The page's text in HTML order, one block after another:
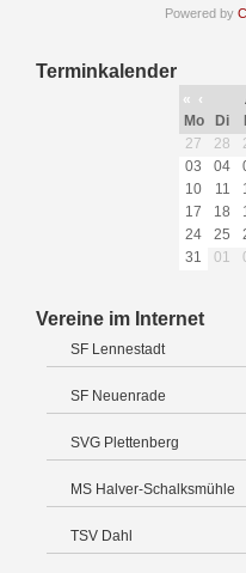
Powered by
Terminkalender
« ‹
Mo
Di
27
28
03
04
10
11
17
18
24
25
31
01
Vereine im Internet
SF Lennestadt
SF Neuenrade
SVG Plettenberg
MS Halver-Schalksmühle
TSV Dahl